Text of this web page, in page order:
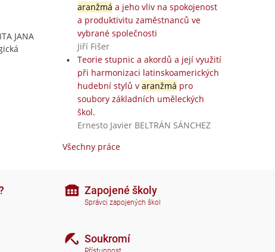
JANA
aranžmá a jeho vliv na spokojenost
a produktivitu zaměstnanců ve
vybrané společnosti
Jiří Fišer
Teorie stupnic a akordů a její využití
při harmonizaci latinskoamerických
hudební stylů v aranžmá pro
soubory základních uměleckých
škol.
Ernesto Javier BELTRÁN SÁNCHEZ
Všechny práce
Zapojené školy
Správci zapojených škol
Soukromí